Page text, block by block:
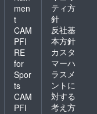
men
t
CAM
PFI
RE
for
Spor
ts
CAM
PFI
ティ方
針
反社基
本方針
カスタ
マーハ
ラスメ
ントに
対する
考え方